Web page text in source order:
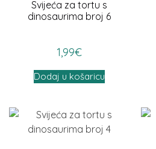
Svijeća za tortu s
dinosaurima broj 6
1,99€
Dodaj u košaricu